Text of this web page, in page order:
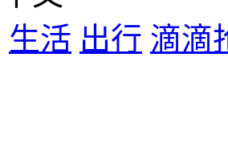
生活 出行 滴滴